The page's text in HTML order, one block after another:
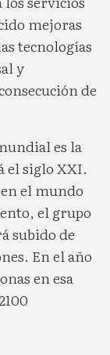
mejoras
tecnologías
y
de
es la
el siglo XXI.
en el mundo
el grupo
subido de
En el año
en esa